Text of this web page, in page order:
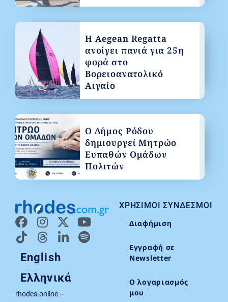
English
Ελληνικά
rhodes.online –
ΧΡΉΣΙΜΟΙ ΣΎΝΔΕΣΜΟΙ
Διαφήμιση
Εγγραφή σε
Newsletter
Ο λογαριασμός
μου
Η Aegean Regatta
ανοίγει πανιά για 25η
φορά στο
Βορειοανατολικό
Αιγαίο
Ο Δήμος Ρόδου
δημιουργεί Μητρώο
Ευπαθών Ομάδων
Πολιτών